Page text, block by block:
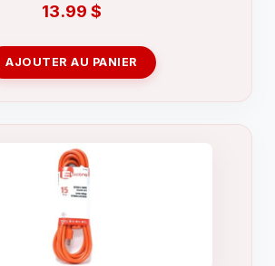
13.99 $
AJOUTER AU PANIER